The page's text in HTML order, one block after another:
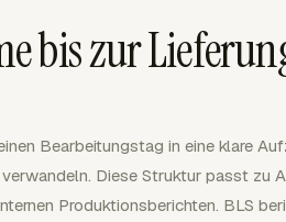
bis zur
Bearbeitungstag in eine klare
Diese Struktur passt zu
Produktionsberichten. BLS